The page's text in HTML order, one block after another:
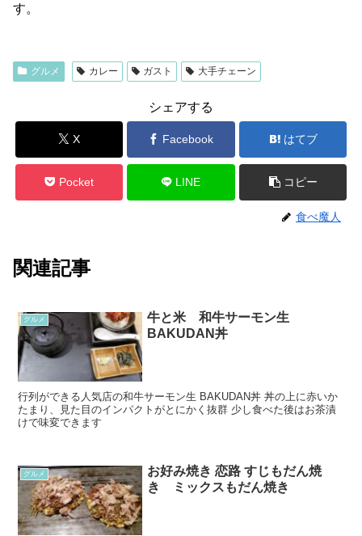
す。
グルメ カレー ガスト 大手チェーン
シェアする
X Facebook はてブ
Pocket LINE コピー
食べ魔人
関連記事
グルメ
牛と米 和牛サーモン生
BAKUDAN丼
行列ができる人気店の和牛サーモン生 BAKUDAN丼 丼の上に赤いか
たまり、見た目のインパクトがとにかく抜群 少し食べた後はお茶漬
けで味変できます
グルメ
お好み焼き 恋路 すじもだん焼
き ミックスもだん焼き